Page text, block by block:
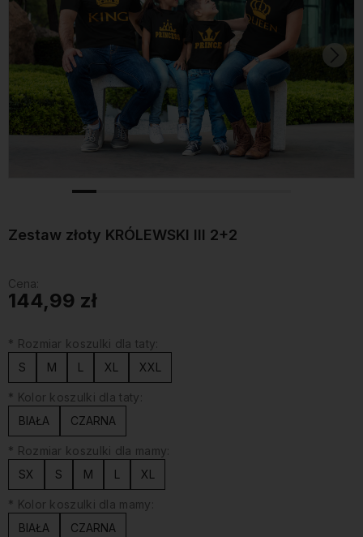
Zestaw złoty KRÓLEWSKI III 2+2
Cena:
144,99 zł
* Rozmiar koszulki dla taty:
S
M L XL XXL
* Kolor koszulki dla taty:
BIAŁA
CZARNA
* Rozmiar koszulki dla mamy:
SX
S M L XL
* Kolor koszulki dla mamy:
BIAŁA
CZARNA